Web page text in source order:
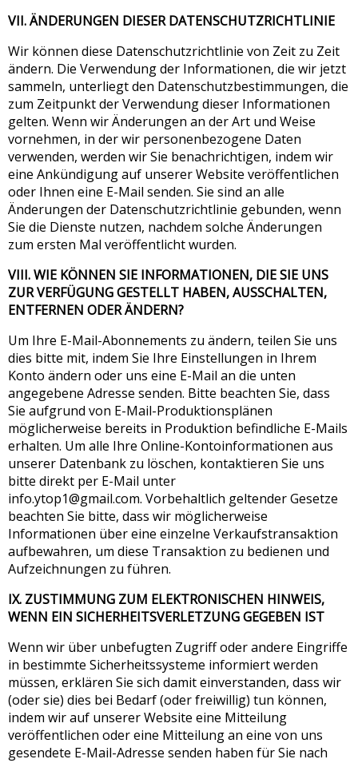
VII. ÄNDERUNGEN DIESER DATENSCHUTZRICHTLINIE
Wir können diese Datenschutzrichtlinie von Zeit zu Zeit
ändern. Die Verwendung der Informationen, die wir jetzt
sammeln, unterliegt den Datenschutzbestimmungen, die
zum Zeitpunkt der Verwendung dieser Informationen
gelten. Wenn wir Änderungen an der Art und Weise
vornehmen, in der wir personenbezogene Daten
verwenden, werden wir Sie benachrichtigen, indem wir
eine Ankündigung auf unserer Website veröffentlichen
oder Ihnen eine E-Mail senden. Sie sind an alle
Änderungen der Datenschutzrichtlinie gebunden, wenn
Sie die Dienste nutzen, nachdem solche Änderungen
zum ersten Mal veröffentlicht wurden.
VIII. WIE KÖNNEN SIE INFORMATIONEN, DIE SIE UNS
ZUR VERFÜGUNG GESTELLT HABEN, AUSSCHALTEN,
ENTFERNEN ODER ÄNDERN?
Um Ihre E-Mail-Abonnements zu ändern, teilen Sie uns
dies bitte mit, indem Sie Ihre Einstellungen in Ihrem
Konto ändern oder uns eine E-Mail an die unten
angegebene Adresse senden. Bitte beachten Sie, dass
Sie aufgrund von E-Mail-Produktionsplänen
möglicherweise bereits in Produktion befindliche E-Mails
erhalten. Um alle Ihre Online-Kontoinformationen aus
unserer Datenbank zu löschen, kontaktieren Sie uns
bitte direkt per E-Mail unter
info.ytop1@gmail.com. Vorbehaltlich geltender Gesetze
beachten Sie bitte, dass wir möglicherweise
Informationen über eine einzelne Verkaufstransaktion
aufbewahren, um diese Transaktion zu bedienen und
Aufzeichnungen zu führen.
IX. ZUSTIMMUNG ZUM ELEKTRONISCHEN HINWEIS,
WENN EIN SICHERHEITSVERLETZUNG GEGEBEN IST
Wenn wir über unbefugten Zugriff oder andere Eingriffe
in bestimmte Sicherheitssysteme informiert werden
müssen, erklären Sie sich damit einverstanden, dass wir
(oder sie) dies bei Bedarf (oder freiwillig) tun können,
indem wir auf unserer Website eine Mitteilung
veröffentlichen oder eine Mitteilung an eine von uns
gesendete E-Mail-Adresse senden haben für Sie nach